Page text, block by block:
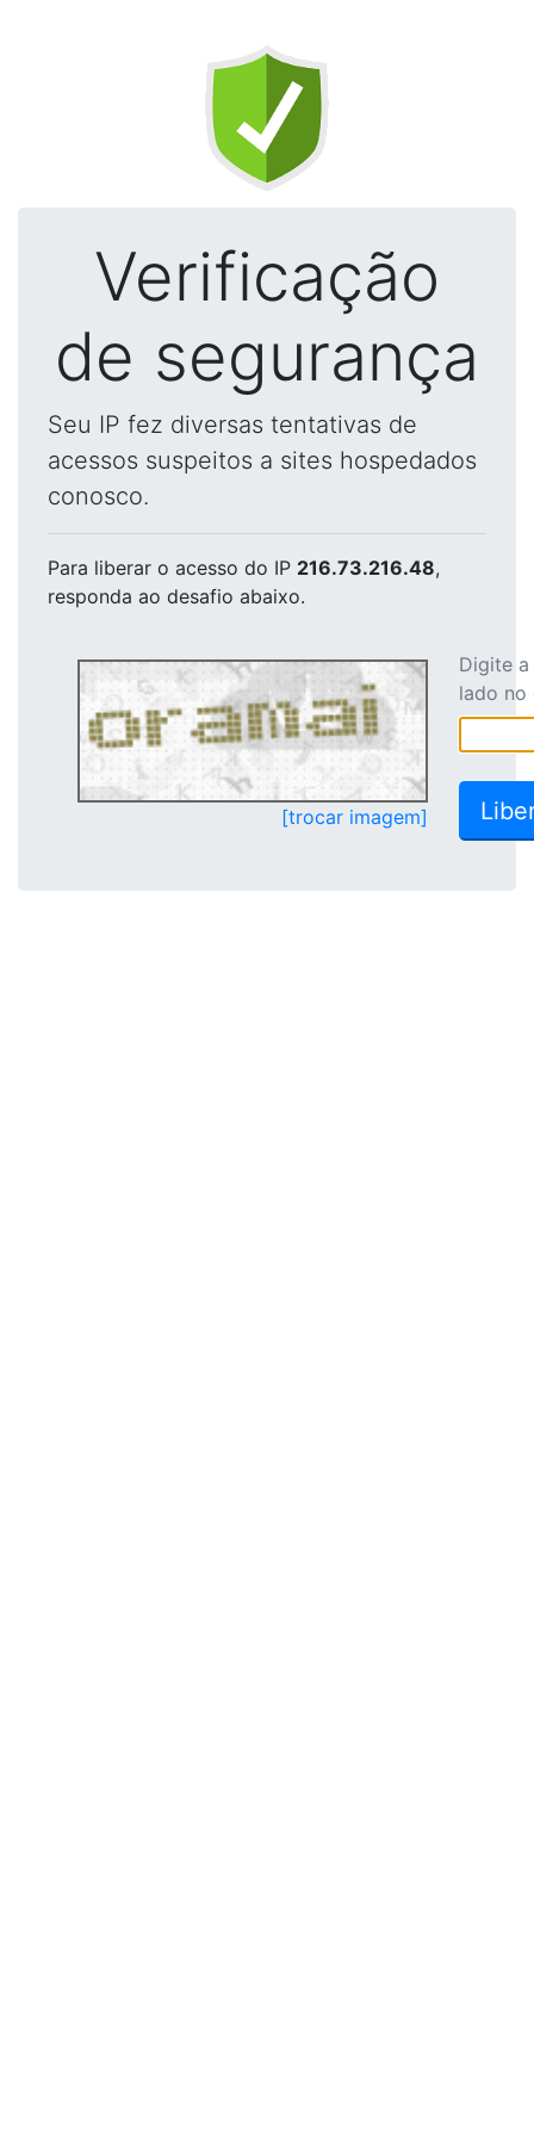
Verificação
de segurança
Seu IP fez diversas tentativas de
acessos suspeitos a sites hospedados
conosco.
Para liberar o acesso do IP 216.73.216.48,
responda ao desafio abaixo.
[trocar imagem]
Digite
lado no